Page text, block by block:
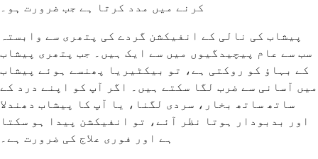
کرنے میں مدد کرتا ہے جب ضرورت ہو۔
پیشاب کی نالی کے انفیکشن گردے کی پتھری سے وابستہ
سب سے عام پیچیدگیوں میں سے ایک ہیں۔ جب پتھری پیشاب
کے بہاؤ کو روکتی ہے، تو بیکٹیریا پھنسے ہوئے پیشاب
میں آسانی سے ضرب لگا سکتے ہیں۔ اگر آپ کو اپنے درد کے
ساتھ ساتھ بخار، سردی لگنا، یا آپ کا پیشاب دھندلا
اور بدبودار ہوتا نظر آئے، تو انفیکشن پیدا ہو سکتا
ہے اور فوری علاج کی ضرورت ہے۔